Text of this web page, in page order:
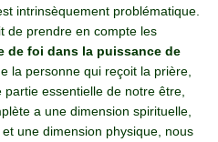
intrinsèquement problématique.
de prendre en compte les
de foi dans la puissance de
la personne qui reçoit la prière,
essentielle de notre être,
a une dimension spirituelle,
une dimension physique, nous